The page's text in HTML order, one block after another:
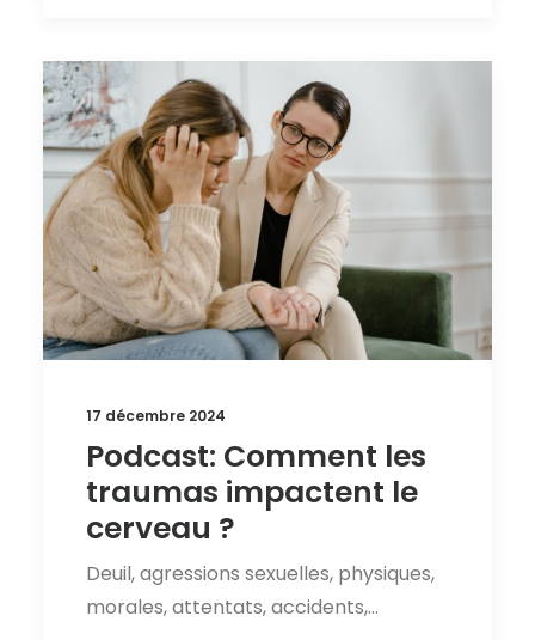
17 décembre 2024
Podcast: Comment les
traumas impactent le
cerveau ?
Deuil, agressions sexuelles, physiques,
morales, attentats, accidents,…